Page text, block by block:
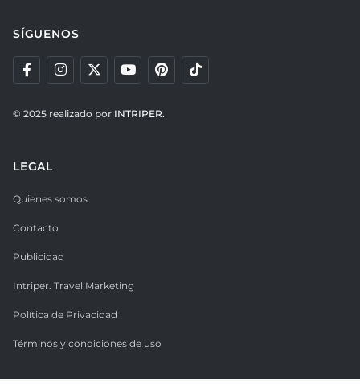
SÍGUENOS
© 2025 realizado por INTRIPER.
LEGAL
Quienes somos
Contacto
Publicidad
Intriper. Travel Marketing
Política de Privacidad
Términos y condiciones de uso